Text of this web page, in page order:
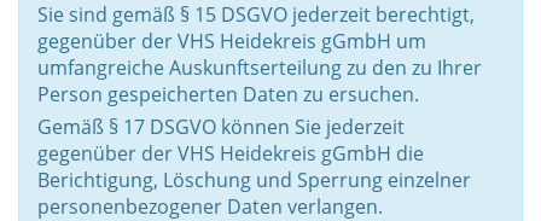
Sie sind gemäß § 15 DSGVO jederzeit berechtigt,
gegenüber der VHS Heidekreis gGmbH um
umfangreiche Auskunftserteilung zu den zu Ihrer
Person gespeicherten Daten zu ersuchen.
Gemäß § 17 DSGVO können Sie jederzeit
gegenüber der VHS Heidekreis gGmbH die
Berichtigung, Löschung und Sperrung einzelner
personenbezogener Daten verlangen.